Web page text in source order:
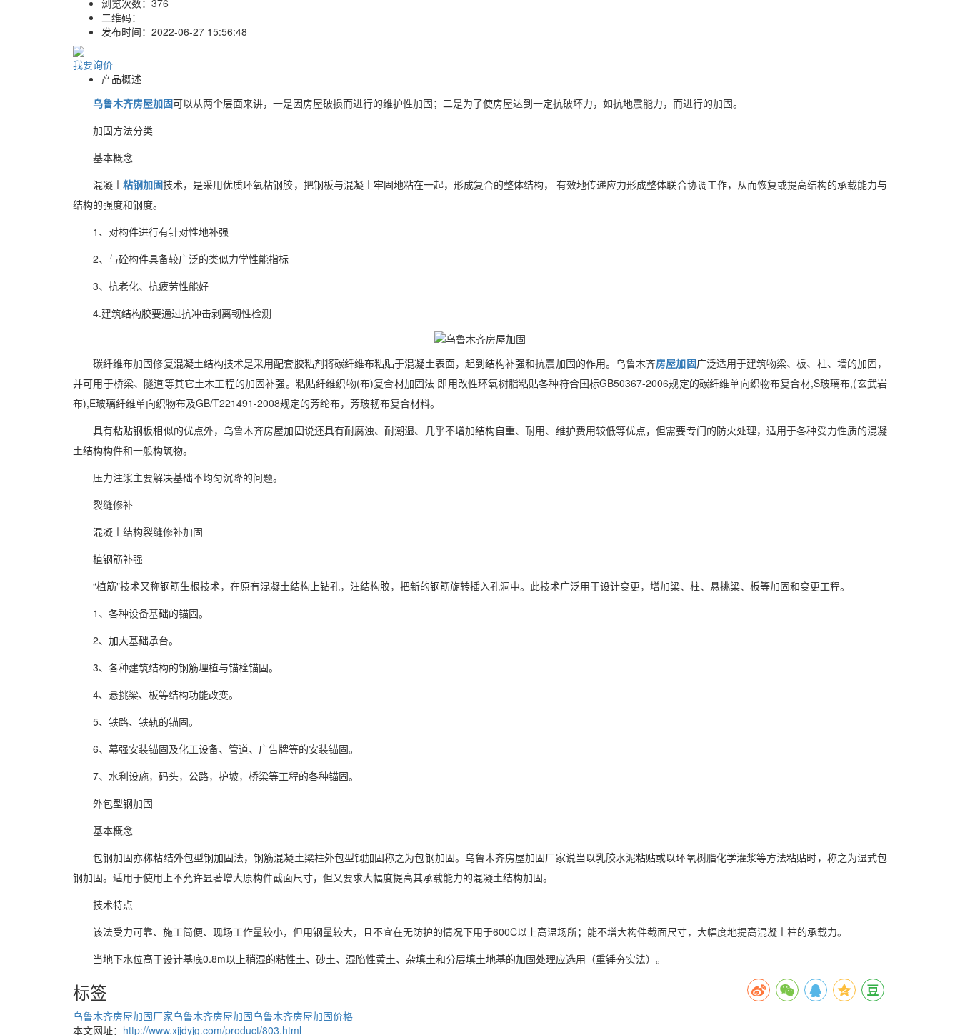
二维码：
发布时间： 2022-06-27 15:56:48
我要询价
产品概述
乌鲁木齐房屋加固可以从两个层面来讲，一是因房屋破损而进行的维护性加固；二是为了使房屋达到一定抗破坏力，如抗地震能力，而进行的加固。
加固方法分类
基本概念
混凝土粘钢加固技术，是采用优质环氧粘钢胶，把钢板与混凝土牢固地粘在一起，形成复合的整体结构， 有效地传递应力形成整体联合协调工作，从而恢复或提高结构的承载能力与
结构的强度和钢度。
1、对构件进行有针对性地补强
2、与砼构件具备较广泛的类似力学性能指标
3、抗老化、抗疲劳性能好
4.建筑结构胶要通过抗冲击剥离韧性检测
碳纤维布加固修复混凝土结构技术是采用配套胶粘剂将碳纤维布粘贴于混凝土表面，起到结构补强和抗震加固的作用。 乌鲁木齐房屋加固广泛适用于建筑物梁、板、柱、墙的加固，
并可用于桥梁、隧道等其它土木工程的加固补强。粘贴纤维织物(布)复合材加固法 即用改性环氧树脂粘贴各种符合国标GB50367-2006规定的碳纤维单向织物布复合材,S玻璃布,(玄武岩
布),E玻璃纤维单向织物布及GB/T221491-2008规定的芳纶布，芳玻韧布复合材料。
具有粘贴钢板相似的优点外， 乌鲁木齐房屋加固说还具有耐腐浊、耐潮湿、几乎不增加结构自重、耐用、维护费用较低等优点，但需要专门的防火处理，适用于各种受力性质的混凝
土结构构件和一般构筑物。
压力注浆主要解决基础不均匀沉降的问题。
裂缝修补
混凝土结构裂缝修补加固
植钢筋补强
“植筋"技术又称钢筋生根技术，在原有混凝土结构上钻孔，注结构胶，把新的钢筋旋转插入孔洞中。此技术广泛用于设计变更，增加梁、柱、悬挑梁、板等加固和变更工程。
1、各种设备基础的锚固。
2、加大基础承台。
3、各种建筑结构的钢筋埋植与锚栓锚固。
4、悬挑梁、板等结构功能改变。
5、铁路、铁轨的锚固。
6、幕强安装锚固及化工设备、管道、广告牌等的安装锚固。
7、水利设施，码头，公路，护坡，桥梁等工程的各种锚固。
外包型钢加固
基本概念
包钢加固亦称粘结外包型钢加固法，钢筋混凝土梁柱外包型钢加固称之为包钢加固。 乌鲁木齐房屋加固厂家说当以乳胶水泥粘贴或以环氧树脂化学灌浆等方法粘贴时，称之为湿式包
钢加固。适用于使用上不允许显著增大原构件截面尺寸，但又要求大幅度提高其承载能力的混凝土结构加固。
技术特点
该法受力可靠、施工简便、现场工作量较小，但用钢量较大，且不宜在无防护的情况下用于600C以上高温场所；能不增大构件截面尺寸，大幅度地提高混凝土柱的承载力。
当地下水位高于设计基底0.8m以上稍湿的粘性土、砂土、湿陷性黄土、杂填土和分层填土地基的加固处理应选用（重锤夯实法）。
标签
乌鲁木齐房屋加固厂家乌鲁木齐房屋加固乌鲁木齐房屋加固价格
本文网址： http://www.xjjdyjg.com/product/803.html